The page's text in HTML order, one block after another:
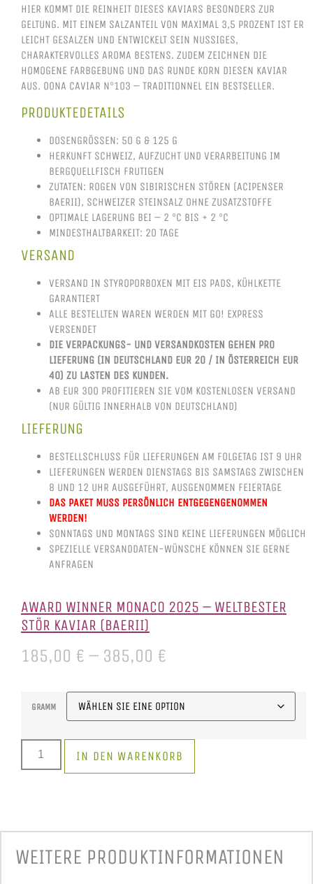
HIER KOMMT DIE REINHEIT DIESES KAVIARS BESONDERS ZUR
GELTUNG. MIT EINEM SALZANTEIL VON MAXIMAL 3,5 PROZENT IST ER
LEICHT GESALZEN UND ENTWICKELT SEIN NUSSIGES,
CHARAKTERVOLLES AROMA BESTENS. ZUDEM ZEICHNEN DIE
HOMOGENE FARBGEBUNG UND DAS RUNDE KORN DIESEN KAVIAR
AUS. OONA CAVIAR N°103 – TRADITIONNEL EIN BESTSELLER.
PRODUKTEDETAILS
DOSENGRÖSSEN: 50 G & 125 G
HERKUNFT SCHWEIZ, AUFZUCHT UND VERARBEITUNG IM
BERGQUELLFISCH FRUTIGEN
ZUTATEN: ROGEN VON SIBIRISCHEN STÖREN (ACIPENSER
BAERII), SCHWEIZER STEINSALZ OHNE ZUSATZSTOFFE
OPTIMALE LAGERUNG BEI – 2 °C BIS + 2 °C
MINDESTHALTBARKEIT: 20 TAGE
VERSAND
VERSAND IN STYROPORBOXEN MIT EIS PADS, KÜHLKETTE
GARANTIERT
ALLE BESTELLTEN WAREN WERDEN MIT GO! EXPRESS
VERSENDET
DIE VERPACKUNGS- UND VERSANDKOSTEN GEHEN PRO
LIEFERUNG (IN DEUTSCHLAND EUR 20 / IN ÖSTERREICH EUR
40) ZU LASTEN DES KUNDEN.
AB EUR 300 PROFITIEREN SIE VOM KOSTENLOSEN VERSAND
(NUR GÜLTIG INNERHALB VON DEUTSCHLAND)
LIEFERUNG
BESTELLSCHLUSS FÜR LIEFERUNGEN AM FOLGETAG IST 9 UHR
LIEFERUNGEN WERDEN DIENSTAGS BIS SAMSTAGS ZWISCHEN
8 UND 12 UHR AUSGEFÜHRT, AUSGENOMMEN FEIERTAGE
DAS PAKET MUSS PERSÖNLICH ENTGEGENGENOMMEN
WERDEN!
SONNTAGS UND MONTAGS SIND KEINE LIEFERUNGEN MÖGLICH
SPEZIELLE VERSANDDATEN-WÜNSCHE KÖNNEN SIE GERNE
ANFRAGEN
AWARD WINNER MONACO 2025 – WELTBESTER
STÖR KAVIAR (BAERII)
185,00 € – 385,00 €
GRAMM
IN DEN WARENKORB
WEITERE PRODUKT­INFORMATIONEN